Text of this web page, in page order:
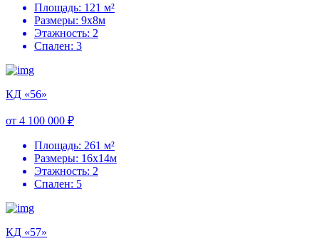
Площадь: 121 м²
Размеры: 9х8м
Этажность: 2
Спален: 3
КД «56»
от 4 100 000 ₽
Площадь: 261 м²
Размеры: 16х14м
Этажность: 2
Спален: 5
КД «57»